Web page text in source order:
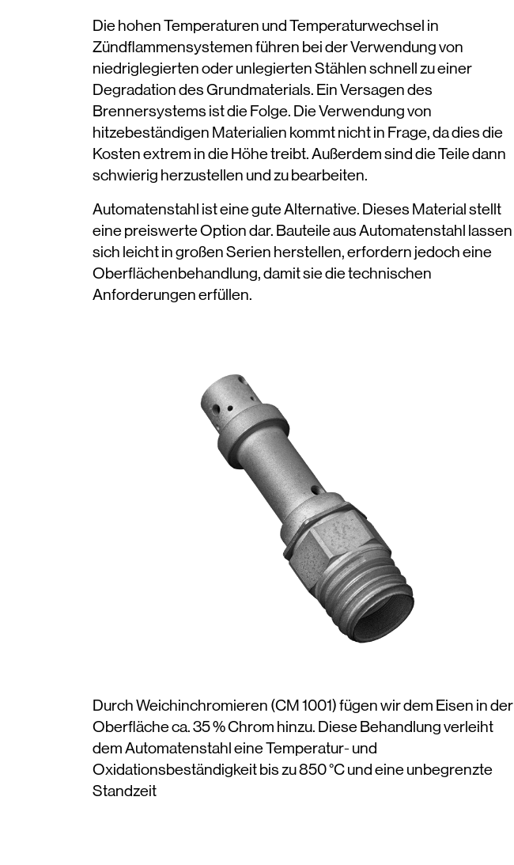
Die hohen Temperaturen und Temperaturwechsel in
Zündflammensystemen führen bei der Verwendung von
niedriglegierten oder unlegierten Stählen schnell zu einer
Degradation des Grundmaterials. Ein Versagen des
Brennersystems ist die Folge. Die Verwendung von
hitzebeständigen Materialien kommt nicht in Frage, da dies die
Kosten extrem in die Höhe treibt. Außerdem sind die Teile dann
schwierig herzustellen und zu bearbeiten.
Automatenstahl ist eine gute Alternative. Dieses Material stellt
eine preiswerte Option dar. Bauteile aus Automatenstahl lassen
sich leicht in großen Serien herstellen, erfordern jedoch eine
Oberflächenbehandlung, damit sie die technischen
Anforderungen erfüllen.
Durch Weichinchromieren (CM 1001) fügen wir dem Eisen in der
Oberfläche ca. 35 % Chrom hinzu. Diese Behandlung verleiht
dem Automatenstahl eine Temperatur- und
Oxidationsbeständigkeit bis zu 850 °C und eine unbegrenzte
Standzeit